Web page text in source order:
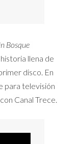
Bosque
historia llena de
disco. En
para televisión
Canal Trece.